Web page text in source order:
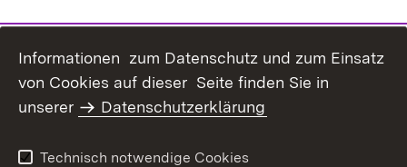
Barrierefreiheit
Informationen zum Datenschutz und zum Einsatz
von Cookies auf dieser Seite finden Sie in
unserer
Datenschutzerklärung
Technisch notwendige Cookies